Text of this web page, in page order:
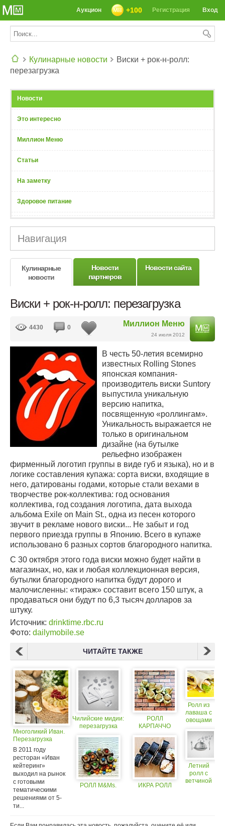
Вход
Регистрация
+100
Аукцион
Кулинарные новости
Виски + рок-н-ролл:
перезагрузка
Новости
Это интересно
Миллион Меню
Статьи
На заметку
Здоровое питание
Навигация
Кулинарные
новости
Новости
партнеров
Новости сайта
Виски + рок-н-ролл: перезагрузка
Миллион Меню
24 июля 2012
4430 0
В честь 50-летия всемирно
известных Rolling Stones
японская компания-
производитель виски Suntory
выпустила уникальную
версию напитка,
посвященную «роллингам».
Уникальность выражается не
только в оригинальном
дизайне (на бутылке
рельефно изображен
фирменный логотип группы в виде губ и языка), но и в
логике составления купажа: сорта виски, входящие в
него, датированы годами, которые стали вехами в
творчестве рок-коллектива: год основания
коллектива, год создания логотипа, дата выхода
альбома Exile on Main St., одна из песен которого
звучит в рекламе нового виски... Не забыт и год
первого приезда группы в Японию. Всего в купаже
использовано 6 разных сортов благородного напитка.
С 30 октября этого года виски можно будет найти в
магазинах, но, как и любая коллекционная версия,
бутылки благородного напитка будут дорого и
малочисленны: «тираж» составит всего 150 штук, а
продаваться они будут по 6,3 тысяч долларов за
штуку.
Источник: drinktime.rbc.ru
Фото: dailymobile.se
ЧИТАЙТЕ ТАКЖЕ
Многоликий Иван.
Перезагрузка
В 2011 году
ресторан «Иван
кейтеринг»
выходил на рынок
с готовыми
тематическими
решениями от 5-
ти...
Чилийские мидии:
перезагрузка
РОЛЛ M&Ms.
РОЛЛ
КАРПАЧЧО
ИКРА РОЛЛ
Ролл из
лаваша с
овощами
курицей
Летний
ролл с
ветчиной